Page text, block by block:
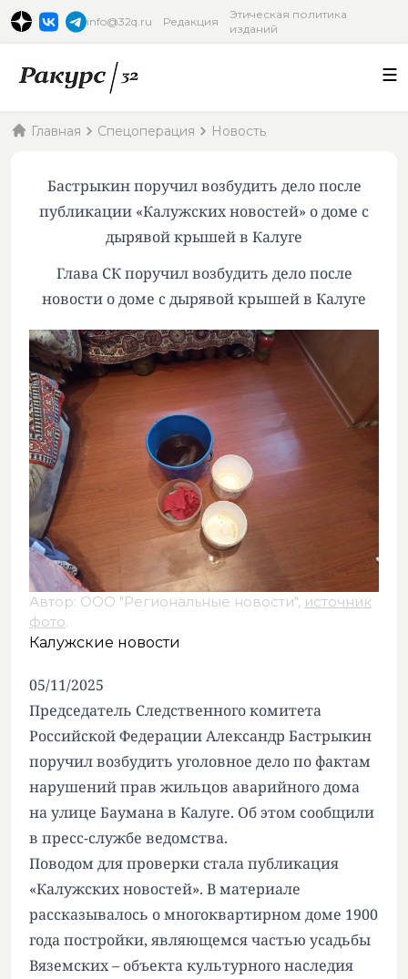
info@32q.ru Редакция
Этическая политика
изданий
Главная Спецоперация Новость
Бастрыкин поручил возбудить дело после
публикации «Калужских новостей» о доме с
дырявой крышей в Калуге
Глава СК поручил возбудить дело после
новости о доме с дырявой крышей в Калуге
Автор: ООО "Региональные новости", источник
фото.
Калужские новости
05/11/2025
Председатель Следственного комитета
Российской Федерации Александр Бастрыкин
поручил возбудить уголовное дело по фактам
нарушений прав жильцов аварийного дома
на улице Баумана в Калуге. Об этом сообщили
в пресс-службе ведомства.
Поводом для проверки сталапубликация
«Калужских новостей». В материале
рассказывалось о многоквартирном доме 1900
года постройки, являющемся частью усадьбы
Вяземских – объекта культурного наследия